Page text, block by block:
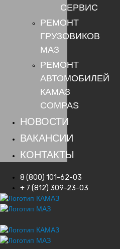
СЕРВИС
РЕМОНТ
ГРУЗОВИКОВ
МАЗ
РЕМОНТ
АВТОМОБИЛЕЙ
КАМАЗ
COMPAS
НОВОСТИ
ВАКАНСИИ
КОНТАКТЫ
8 (800) 101-62-03
+ 7 (812) 309-23-03